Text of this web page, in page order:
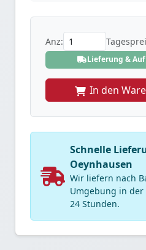
Anz:
Lieferung &
In den
Schnelle
Oeynhausen
Wir liefern nach
Umgebung in
24 Stunden.